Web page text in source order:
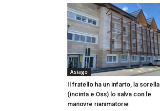
Asiago
Il fratello ha un infarto, la sorella
(incinta e Oss) lo salva con le
manovre rianimatorie